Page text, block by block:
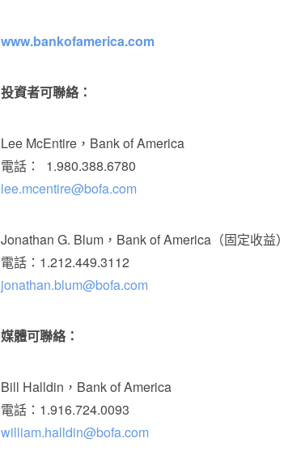
www.bankofamerica.com
投資者可聯絡：
Lee McEntire，Bank of America
電話： 1.980.388.6780
lee.mcentire@bofa.com
Jonathan G. Blum，Bank of America（固定收益）
電話：1.212.449.3112
jonathan.blum@bofa.com
媒體可聯絡：
Bill Halldin，Bank of America
電話：1.916.724.0093
william.halldin@bofa.com